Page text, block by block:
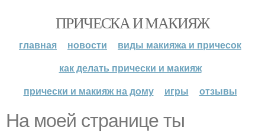
ПРИЧЕСКА И МАКИЯЖ
главная новости
виды макияжа и причесок
как делать прически и макияж
прически и макияж на дому
игры отзывы
На моей странице ты